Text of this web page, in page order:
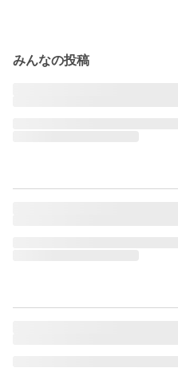
みんなの投稿